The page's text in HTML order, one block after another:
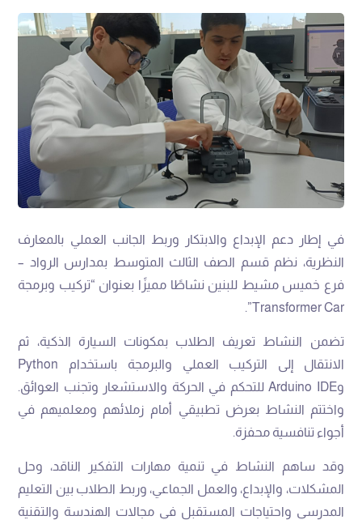
في إطار دعم الإبداع والابتكار وربط الجانب العملي بالمعارف
النظرية، نظم قسم الصف الثالث المتوسط بمدارس الرواد –
فرع خميس مشيط للبنين نشاطًا مميزًا بعنوان “تركيب وبرمجة
Transformer Car”.
تضمن النشاط تعريف الطلاب بمكونات السيارة الذكية، ثم
الانتقال إلى التركيب العملي والبرمجة باستخدام Python
وArduino IDE للتحكم في الحركة والاستشعار وتجنب العوائق.
واختتم النشاط بعرض تطبيقي أمام زملائهم ومعلميهم في
أجواء تنافسية محفزة.
وقد ساهم النشاط في تنمية مهارات التفكير الناقد، وحل
المشكلات، والإبداع، والعمل الجماعي، وربط الطلاب بين التعليم
المدرسي واحتياجات المستقبل في مجالات الهندسة والتقنية